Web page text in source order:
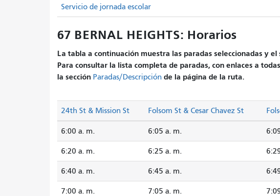
Servicio de jornada escolar
67 BERNAL HEIGHTS: Horarios
La tabla a continuación muestra las paradas seleccionadas y
Para consultar la lista completa de paradas, con enlaces a
la sección Paradas/Descripción de la página de la ruta.
24th St & Mission St Folsom St & Cesar Chavez St
6:00 a. m. 6:05 a. m.
6:20 a. m. 6:25 a. m.
6:40 a. m. 6:45 a. m.
7:00 a. m. 7:05 a. m.